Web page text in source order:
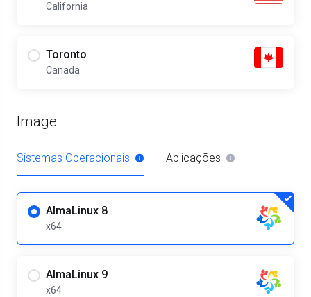
California
Toronto
Canada
Image
Sistemas Operacionais Aplicações
AlmaLinux 8
x64
AlmaLinux 9
x64